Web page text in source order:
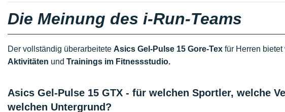
Die Meinung des i-Run-Teams
Der vollständig überarbeitete Asics Gel-Pulse 15 Gore-Tex für Herren
Aktivitäten und Trainings im Fitnessstudio.
Asics Gel-Pulse 15 GTX - für welchen Sportler, welche
welchen Untergrund?